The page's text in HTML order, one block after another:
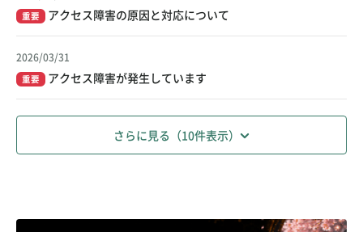
重要 アクセス障害の原因と対応について
2026/03/31
重要 アクセス障害が発生しています
さらに見る（10件表示）